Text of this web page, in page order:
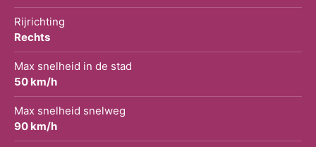
Rijrichting
Rechts
Max snelheid in de stad
50 km/h
Max snelheid snelweg
90 km/h